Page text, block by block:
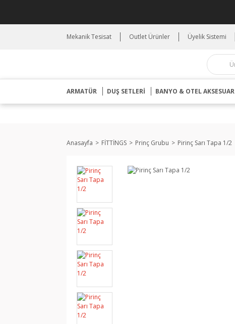
Mekanik Tesisat Outlet Ürünler Üyelik Sistemi
ARMATÜR DUŞ SETLERİ BANYO & OTEL AKSESUAR
Anasayfa FİTTİNGS Prinç Grubu Pirinç Sarı Tapa 1/2